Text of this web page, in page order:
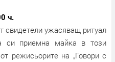
ч.
свидетели ужасяващ ритуал
си приемна майка в този
режисьорите на „Говори с